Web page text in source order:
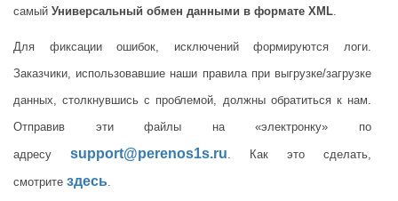
самый Универсальный обмен данными в формате XML.
Для фиксации ошибок, исключений формируются логи.
Заказчики, использовавшие наши правила при выгрузке/загрузке
данных, столкнувшись с проблемой, должны обратиться к нам.
Отправив эти файлы на «электронку» по
адресу support@perenos1s.ru. Как это сделать,
смотрите здесь.